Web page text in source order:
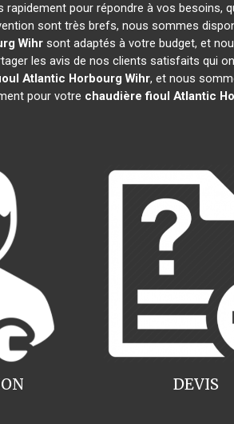
pour répondre à vos besoins,
sont très brefs, nous sommes
Wihrsont adaptés à votre budget, et
les avis de nos clients satisfaits qui
Atlantic Horbourg Wihr, et nous
pour votre chaudière fioul Atlantic
DEVIS